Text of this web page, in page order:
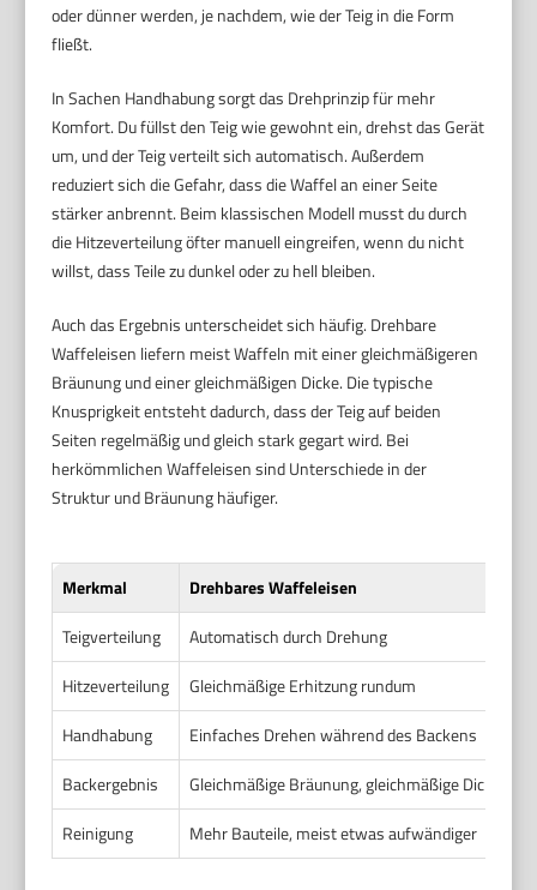
oder dünner werden, je nachdem, wie der Teig in die Form
fließt.
In Sachen Handhabung sorgt das Drehprinzip für mehr
Komfort. Du füllst den Teig wie gewohnt ein, drehst das Gerät
um, und der Teig verteilt sich automatisch. Außerdem
reduziert sich die Gefahr, dass die Waffel an einer Seite
stärker anbrennt. Beim klassischen Modell musst du durch
die Hitzeverteilung öfter manuell eingreifen, wenn du nicht
willst, dass Teile zu dunkel oder zu hell bleiben.
Auch das Ergebnis unterscheidet sich häufig. Drehbare
Waffeleisen liefern meist Waffeln mit einer gleichmäßigeren
Bräunung und einer gleichmäßigen Dicke. Die typische
Knusprigkeit entsteht dadurch, dass der Teig auf beiden
Seiten regelmäßig und gleich stark gegart wird. Bei
herkömmlichen Waffeleisen sind Unterschiede in der
Struktur und Bräunung häufiger.
Merkmal Drehbares Waffeleisen
Teigverteilung
Automatisch durch Drehung
Hitzeverteilung
Gleichmäßige Erhitzung rundum
Handhabung
Einfaches Drehen während des Backens
Backergebnis
Gleichmäßige Bräunung, gleichmäßige Dicke
Reinigung
Mehr Bauteile, meist etwas aufwändiger